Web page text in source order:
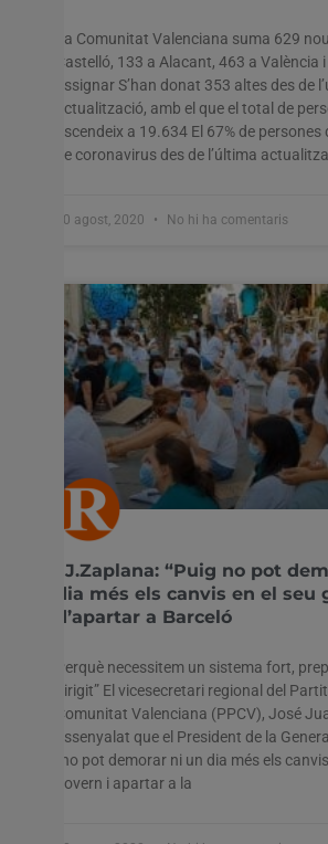
La Comunitat Valenciana suma 629
Castelló, 133 a Alacant, 463 a València
assignar S’han donat 353 altes des de
actualització, amb el que el total de
ascendeix a 19.634 El 67% de
de coronavirus des de l’última
10 agost, 2020 No hi ha comentaris
JJ.Zaplana: “Puig no pot
dia més els canvis en el seu
d’apartar a Barceló
Perquè necessitem un sistema fort,
dirigit” El vicesecretari regional del
Comunitat Valenciana (PPCV), José
assenyalat que el President de la
“no pot demorar ni un dia més els
govern i apartar a la